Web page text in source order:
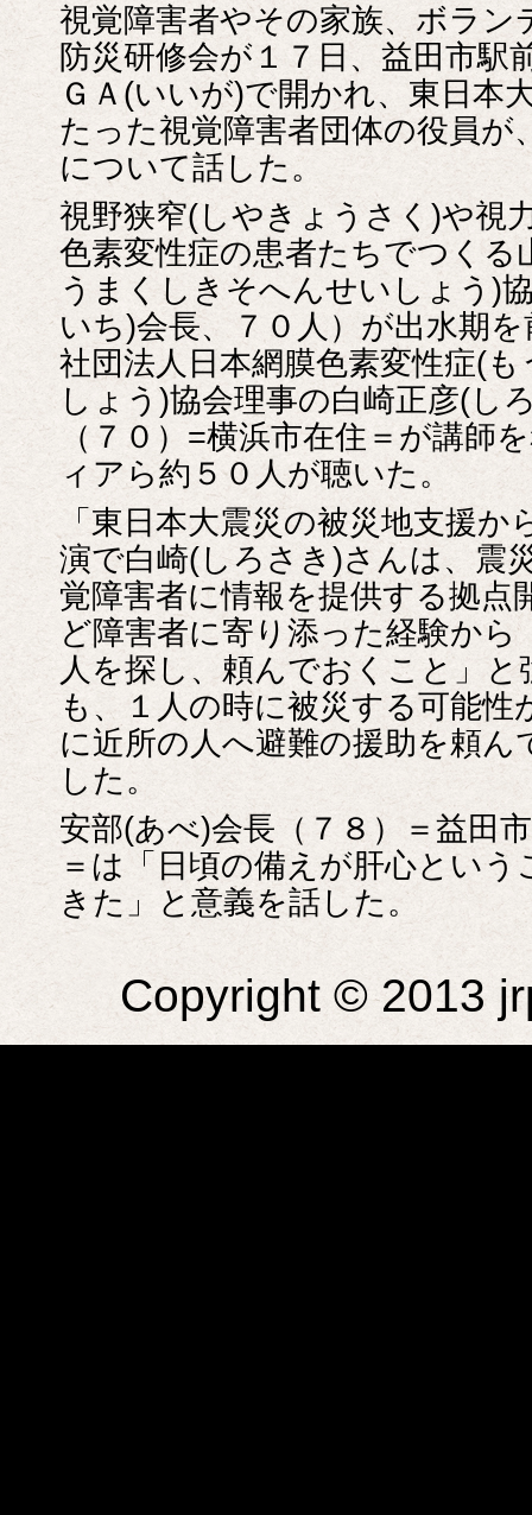
視覚障害者やその家族、ボラ
防災研修会が１７日、益田市駅
ＧＡ(いいが)で開かれ、東日本
たった視覚障害者団体の役員が
について話した。
視野狭窄(しやきょうさく)や視
色素変性症の患者たちでつくる
うまくしきそへんせいしょう)
いち)会長、７０人）が出水期
社団法人日本網膜色素変性症(
しょう)協会理事の白崎正彦(
（７０）=横浜市在住＝が講師
ィアら約５０人が聴いた。
「東日本大震災の被災地支援
演で白崎(しろさき)さんは、震
覚障害者に情報を提供する拠点
ど障害者に寄り添った経験か
人を探し、頼んでおくこと」と
も、１人の時に被災する可能
に近所の人へ避難の援助を頼
した。
安部(あべ)会長（７８）＝益田
＝は「日頃の備えが肝心とい
きた」と意義を話した。
Copyright © 2013